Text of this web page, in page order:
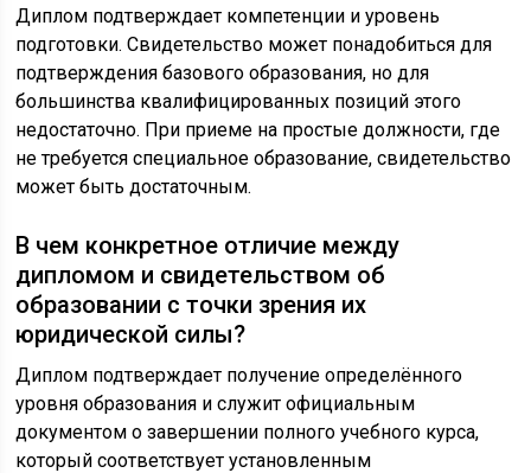
Диплом подтверждает компетенции и уровень
подготовки. Свидетельство может понадобиться для
подтверждения базового образования, но для
большинства квалифицированных позиций этого
недостаточно. При приеме на простые должности, где
не требуется специальное образование, свидетельство
может быть достаточным.
В чем конкретное отличие между
дипломом и свидетельством об
образовании с точки зрения их
юридической силы?
Диплом подтверждает получение определённого
уровня образования и служит официальным
документом о завершении полного учебного курса,
который соответствует установленным